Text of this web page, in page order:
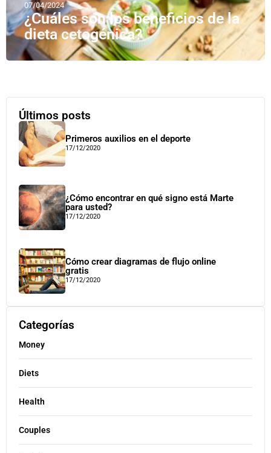
07/04/2024
¿Cuáles son los beneficios de la
dieta cetogénica?
Últimos posts
Primeros auxilios en el deporte
17/12/2020
¿Cómo encontrar en qué signo está Marte
para usted?
17/12/2020
Cómo crear diagramas de flujo online
gratis
17/12/2020
Categorías
Money
Diets
Health
Couples